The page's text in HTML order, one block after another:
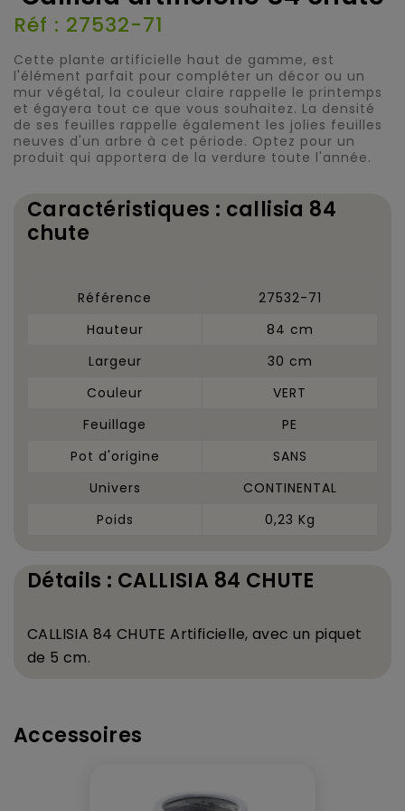
Réf : 27532-71
Cette plante artificielle haut de gamme, est
l'élément parfait pour compléter un décor ou un
mur végétal, la couleur claire rappelle le printemps
et égayera tout ce que vous souhaitez. La densité
de ses feuilles rappelle également les jolies feuilles
neuves d'un arbre à cet période. Optez pour un
produit qui apportera de la verdure toute l'année.
Caractéristiques : callisia 84
chute
Référence
27532-71
Hauteur
84 cm
Largeur
30 cm
Couleur
VERT
Feuillage
PE
Pot d'origine
SANS
Univers
CONTINENTAL
Poids
0,23 Kg
Détails : CALLISIA 84 CHUTE
CALLISIA 84 CHUTE Artificielle, avec un piquet
de 5 cm.
Accessoires